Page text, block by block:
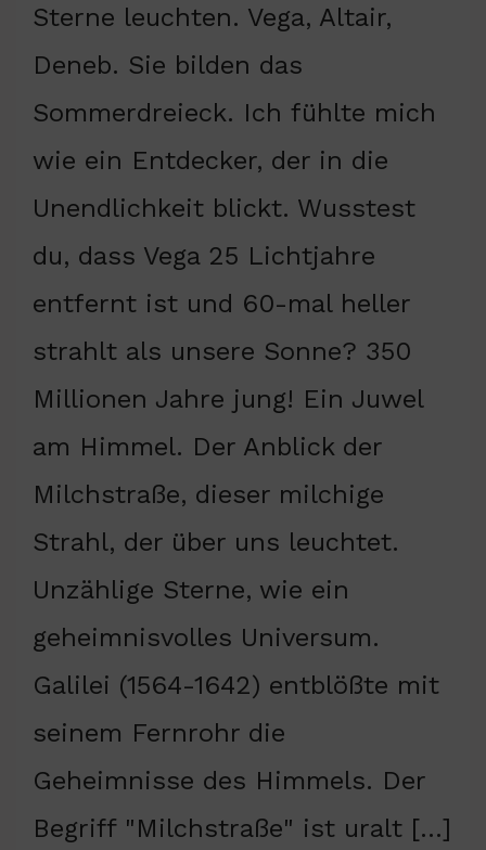
Sterne leuchten. Vega, Altair,
Deneb. Sie bilden das
Sommerdreieck. Ich fühlte mich
wie ein Entdecker, der in die
Unendlichkeit blickt. Wusstest
du, dass Vega 25 Lichtjahre
entfernt ist und 60-mal heller
strahlt als unsere Sonne? 350
Millionen Jahre jung! Ein Juwel
am Himmel. Der Anblick der
Milchstraße, dieser milchige
Strahl, der über uns leuchtet.
Unzählige Sterne, wie ein
geheimnisvolles Universum.
Galilei (1564-1642) entblößte mit
seinem Fernrohr die
Geheimnisse des Himmels. Der
Begriff "Milchstraße" ist uralt […]